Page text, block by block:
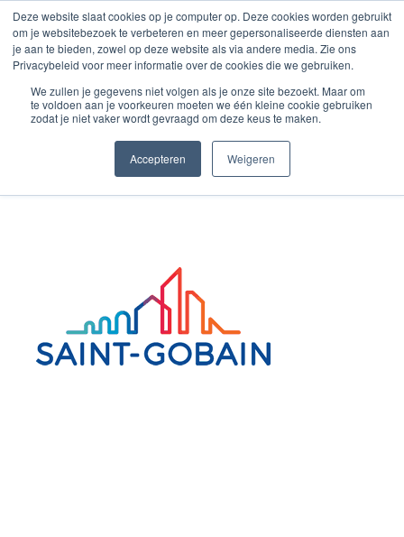
Deze website slaat cookies op je computer op. Deze cookies worden gebruikt
om je websitebezoek te verbeteren en meer gepersonaliseerde diensten aan
je aan te bieden, zowel op deze website als via andere media. Zie ons
Privacybeleid voor meer informatie over de cookies die we gebruiken.
We zullen je gegevens niet volgen als je onze site bezoekt. Maar om
te voldoen aan je voorkeuren moeten we één kleine cookie gebruiken
zodat je niet vaker wordt gevraagd om deze keus te maken.
Accepteren Weigeren
Zum
Inhalt
springen
Logo 8 website duitsland